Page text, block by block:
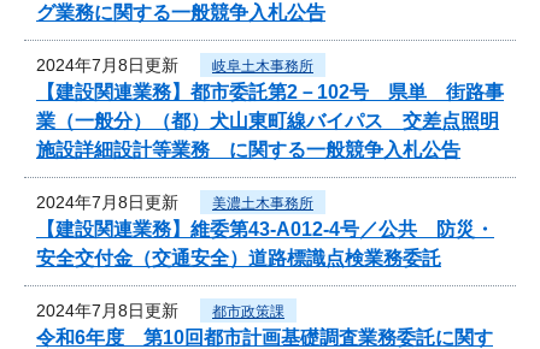
グ業務に関する一般競争入札公告
2024年7月8日更新 岐阜土木事務所
【建設関連業務】都市委託第2－102号 県単 街路事
業（一般分）（都）犬山東町線バイパス 交差点照明
施設詳細設計等業務 に関する一般競争入札公告
2024年7月8日更新 美濃土木事務所
【建設関連業務】維委第43-A012-4号／公共 防災・
安全交付金（交通安全）道路標識点検業務委託
2024年7月8日更新 都市政策課
令和6年度 第10回都市計画基礎調査業務委託に関す